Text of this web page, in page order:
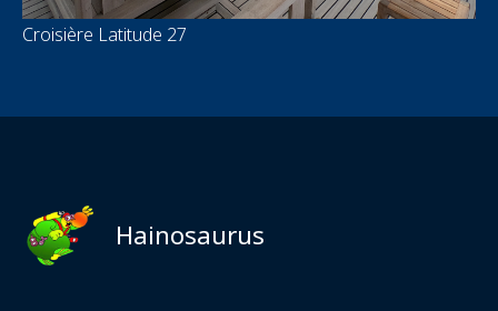
Croisière Latitude 27
Hainosaurus